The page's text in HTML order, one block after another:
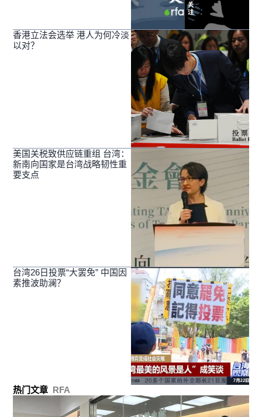
香港立法会选举 港人为何冷淡
以对？
美国关税致供应链重组 台湾：
新南向国家是台湾战略韧性重
要支点
台湾26日投票“大罢免” 中国因
素推波助澜？
热门文章 RFA